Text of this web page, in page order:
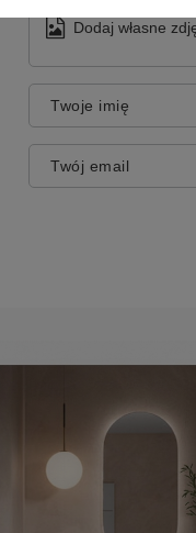
Dodaj własne
Twoje imię
Twój email